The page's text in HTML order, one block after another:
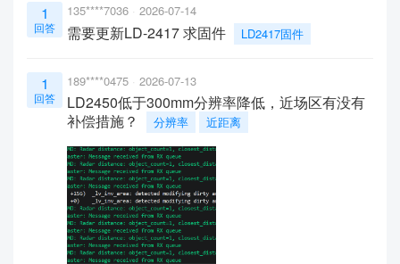
1
回答
135****7036 2026-07-14
需要更新LD-2417 求固件 LD2417固件
1
回答
189****0475 2026-07-13
LD2450低于300mm分辨率降低，近场区有没有
补偿措施？
分辨率 近距离